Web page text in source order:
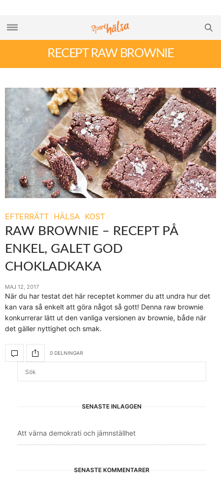
RECEPT RAW BROWNIE
EFTERRÄTT HÄLSA KOST
RAW BROWNIE – RECEPT PÅ
ENKEL, GALET GOD
CHOKLADKAKA
MAJ 12, 2017
När du har testat det här receptet kommer du att undra hur det
kan vara så enkelt att göra något så gott! Denna raw brownie
konkurrerar lätt ut den vanliga versionen av brownie, både när
det gäller nyttighet och smak.
0 DELNINGAR
SENASTE INLÄGGEN
Att värna demokrati och jämnställhet
SENASTE KOMMENTARER